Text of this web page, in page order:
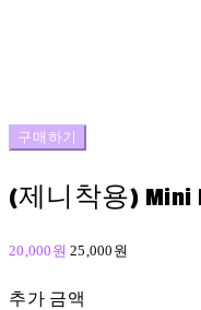
구매하기
(제니착용) Mini
20,000원25,000원
추가 금액